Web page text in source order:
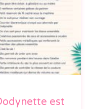
est